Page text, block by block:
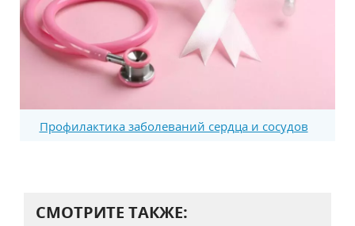
Профилактика заболеваний сердца и сосудов
СМОТРИТЕ ТАКЖЕ: